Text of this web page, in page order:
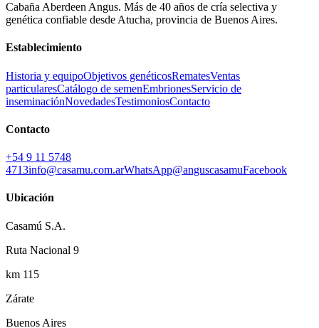
Cabaña Aberdeen Angus. Más de 40 años de cría selectiva y
genética confiable desde Atucha, provincia de Buenos Aires.
Establecimiento
Historia y equipoObjetivos genéticosRematesVentas
particularesCatálogo de semenEmbrionesServicio de
inseminaciónNovedadesTestimoniosContacto
Contacto
+54 9 11 5748
4713info@casamu.com.arWhatsApp@anguscasamuFacebook
Ubicación
Casamú S.A.
Ruta Nacional 9
km 115
Zárate
Buenos Aires